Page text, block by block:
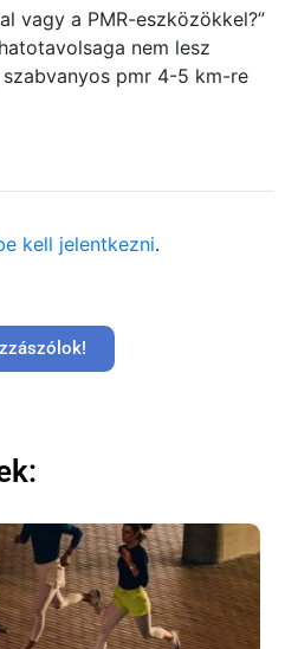
vagy a PMR-eszközökkel?”
nem lesz
pmr 4-5 km-re
kell jelentkezni.